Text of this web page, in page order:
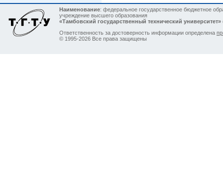
Наименование: федеральное государственное бюджетное
учреждение высшего образования
«Тамбовский государственный технический
Ответственность за достоверность информации определена
© 1995-2026 Все права защищены